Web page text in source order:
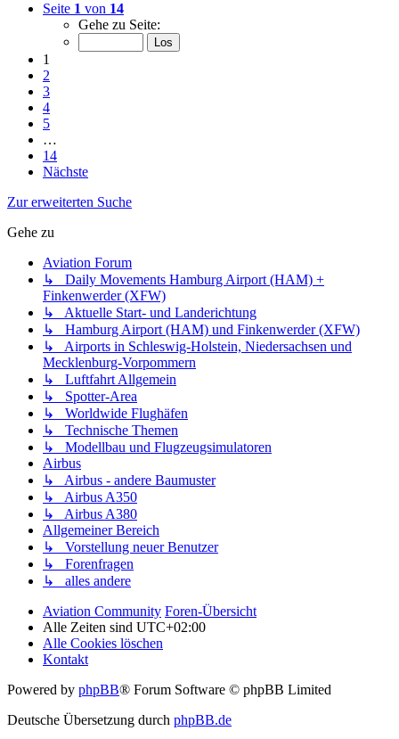
Seite 1 von 14
Gehe zu Seite:
1
2
3
4
5
…
14
Nächste
Zur erweiterten Suche
Gehe zu
Aviation Forum
↳ Daily Movements Hamburg Airport (HAM) +
Finkenwerder (XFW)
↳ Aktuelle Start- und Landerichtung
↳ Hamburg Airport (HAM) und Finkenwerder (XFW)
↳ Airports in Schleswig-Holstein, Niedersachsen und
Mecklenburg-Vorpommern
↳ Luftfahrt Allgemein
↳ Spotter-Area
↳ Worldwide Flughäfen
↳ Technische Themen
↳ Modellbau und Flugzeugsimulatoren
Airbus
↳ Airbus - andere Baumuster
↳ Airbus A350
↳ Airbus A380
Allgemeiner Bereich
↳ Vorstellung neuer Benutzer
↳ Forenfragen
↳ alles andere
Aviation Community Foren-Übersicht
Alle Zeiten sind UTC+02:00
Alle Cookies löschen
Kontakt
Powered by phpBB® Forum Software © phpBB Limited
Deutsche Übersetzung durch phpBB.de